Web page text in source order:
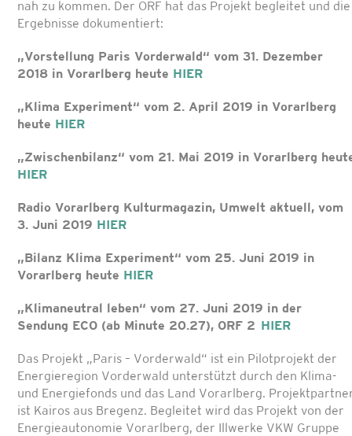
nah zu kommen. Der ORF hat das Projekt begleitet und die
Ergebnisse dokumentiert:
„Vorstellung Paris Vorderwald“ vom 31. Dezember
2018 in Vorarlberg heute HIER
„Klima Experiment“ vom 2. April 2019 in Vorarlberg
heute HIER
„Zwischenbilanz“ vom 21. Mai 2019 in Vorarlberg
HIER
Radio Vorarlberg Kulturmagazin, Umwelt aktuell, vom
3. Juni 2019 HIER
„Bilanz Klima Experiment“ vom 25. Juni 2019 in
Vorarlberg heute HIER
„Klimaneutral leben“ vom 27. Juni 2019 in der
Sendung ECO (ab Minute 20.27), ORF 2
HIER
Das Projekt „Paris – Vorderwald“ ist ein Pilotprojekt der
Energieregion Vorderwald unterstützt durch den Klima-
und Energiefonds und das Land Vorarlberg.
ist Kairos aus Bregenz. Begleitet wird das Projekt von der
Energieautonomie Vorarlberg, der Illwerke VKW Gruppe